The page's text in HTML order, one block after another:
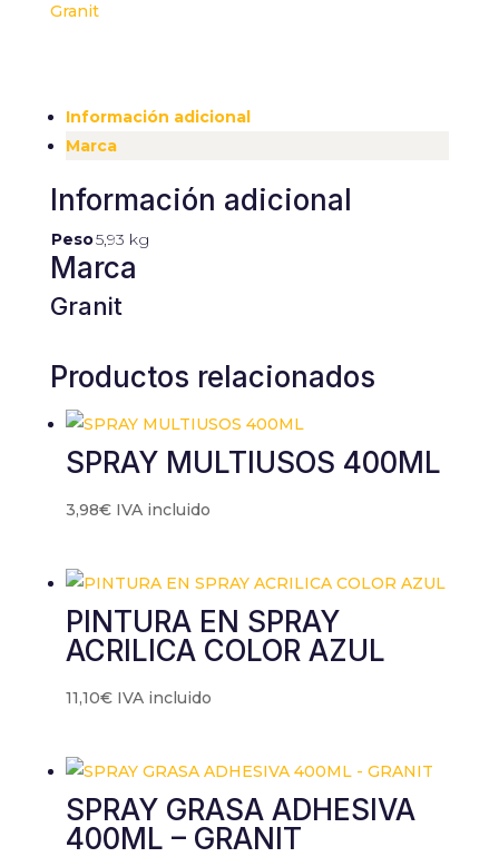
Granit
Información adicional
Marca
Información adicional
Peso5,93 kg
Marca
Granit
Productos relacionados
SPRAY MULTIUSOS 400ML
3,98€ IVA incluido
PINTURA EN SPRAY
ACRILICA COLOR AZUL
11,10€ IVA incluido
SPRAY GRASA ADHESIVA
400ML – GRANIT